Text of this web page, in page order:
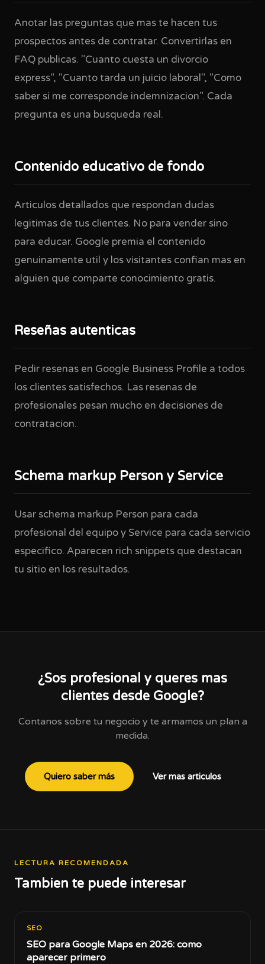
Anotar las preguntas que mas te hacen tus
prospectos antes de contratar. Convertirlas en
FAQ publicas. "Cuanto cuesta un divorcio
express", "Cuanto tarda un juicio laboral", "Como
saber si me corresponde indemnizacion". Cada
pregunta es una busqueda real.
Contenido educativo de fondo
Articulos detallados que respondan dudas
legitimas de tus clientes. No para vender sino
para educar. Google premia el contenido
genuinamente util y los visitantes confian mas en
alguien que comparte conocimiento gratis.
Reseñas autenticas
Pedir resenas en Google Business Profile a todos
los clientes satisfechos. Las resenas de
profesionales pesan mucho en decisiones de
contratacion.
Schema markup Person y Service
Usar schema markup Person para cada
profesional del equipo y Service para cada servicio
especifico. Aparecen rich snippets que destacan
tu sitio en los resultados.
¿Sos profesional y queres mas
clientes desde Google?
Contanos sobre tu negocio y te armamos un plan a
medida.
Quiero saber más Ver mas articulos
LECTURA RECOMENDADA
Tambien te puede interesar
SEO
SEO para Google Maps en 2026: como
aparecer primero